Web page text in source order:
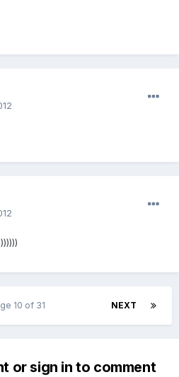
NEXT
10 of 31
or sign in to comment